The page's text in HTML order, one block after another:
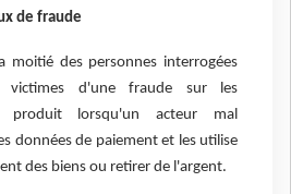
de fraude
moitié des personnes interrogées
victimes d'une fraude sur les
produit lorsqu'un acteur mal
données de paiement et les utilise
des biens ou retirer de l'argent.